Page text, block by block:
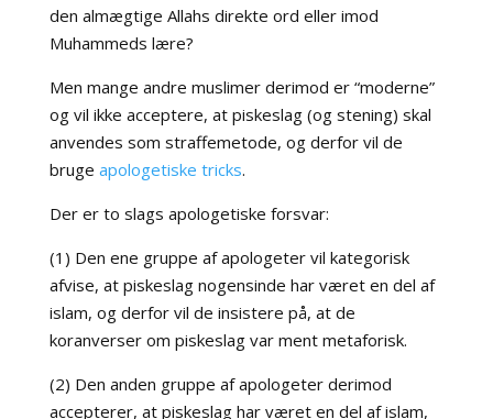
den almægtige Allahs direkte ord eller imod
Muhammeds lære?
Men mange andre muslimer derimod er “moderne”
og vil ikke acceptere, at piskeslag (og stening) skal
anvendes som straffemetode, og derfor vil de
bruge apologetiske tricks.
Der er to slags apologetiske forsvar:
(1) Den ene gruppe af apologeter vil kategorisk
afvise, at piskeslag nogensinde har været en del af
islam, og derfor vil de insistere på, at de
koranverser om piskeslag var ment metaforisk.
(2) Den anden gruppe af apologeter derimod
accepterer, at piskeslag har været en del af islam,